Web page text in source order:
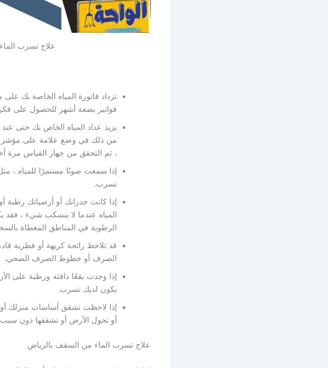
علاج تسرب
تزداد فاتورة المياه الخاصة بك
فواتير بضعة أشهر للحصول على
يزيد عداد المياه الخاص بك حتى
من ذلك في وضع علامة على مؤشر
، ثم التحقق من جهاز القياس مرة
إذا سمعت صوتًا مستمرًا للمياه ،
تسرب.
إذا كانت جدرانك أو أرضياتك رطبة
المياه عندما لا ينسكب شيء ، فقد
الرطوبة في المناطق المغطاة
قد تلاحظ رائحة كريهة أو فطرية
الصرف أو خطوط الصرف الصحي.
إذا وجدت بقعًا دافئة ورطبة على
يكون لديك تسرب.
إذا لاحظت تشقق أساسات منزلك أو
أو تحول الأرض أو تشققها دون
علاج تسرب الماء من السقف بالرياض